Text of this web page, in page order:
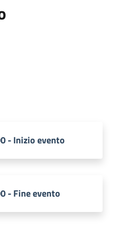
- Inizio evento
- Fine evento